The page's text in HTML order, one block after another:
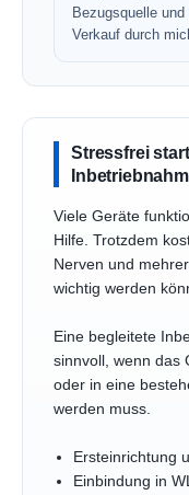
Bezugsquelle
Verkauf durch
Stressfrei
Viele Geräte
Hilfe. Trotzdem
Nerven und
wichtig werden
Eine begleitete
sinnvoll, wenn das
oder in eine
werden muss.
Ersteinrichtung
Einbindung in